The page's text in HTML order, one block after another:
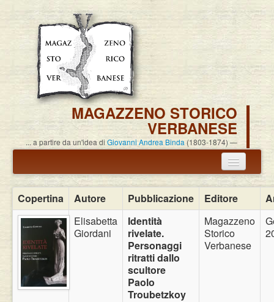
MAGAZZENO STORICO
VERBANESE
... a partire da un'idea di Giovanni Andrea Binda (1803-1874)
Annuncio termine attività
Carlo Alessandro Pisoni
Associazione
Pubblicazioni
Eventi
Copertina Autore Pubblicazione Editore
Elisabetta
Giordani
Identità
rivelate.
Personaggi
ritratti dallo
scultore
Paolo
Troubetzkoy
Magazzeno
Storico
Verbanese